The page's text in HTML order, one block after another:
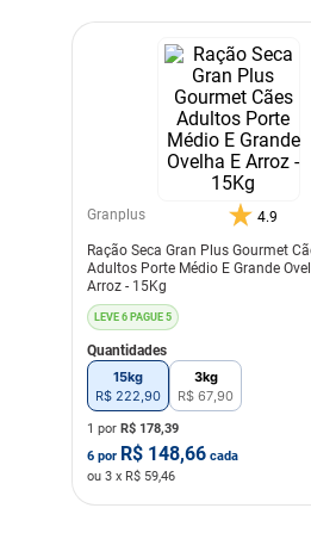
Granplus 4.9
Ração Seca Gran Plus Gourmet
Adultos Porte Médio E Grande Ovelha E
Arroz - 15Kg
LEVE 6 PAGUE 5
Quantidades
15kg
R$ 222,90
3kg
R$ 67,90
1 por R$ 178,39
6 por R$ 148,66 cada
ou 3 x R$ 59,46